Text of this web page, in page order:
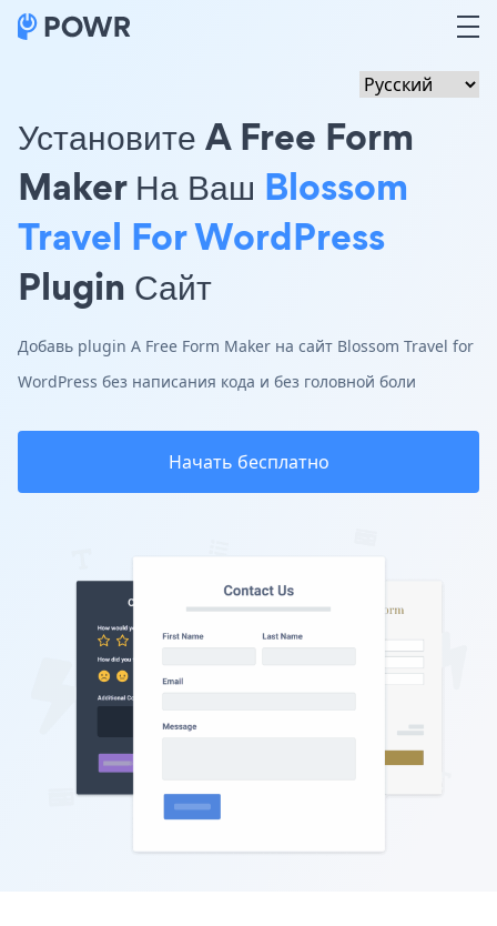
Установите A Free Form
Maker На Ваш Blossom
Travel For WordPress
Plugin Сайт
Добавь plugin A Free Form Maker на сайт Blossom Travel for
WordPress без написания кода и без головной боли
Начать бесплатно